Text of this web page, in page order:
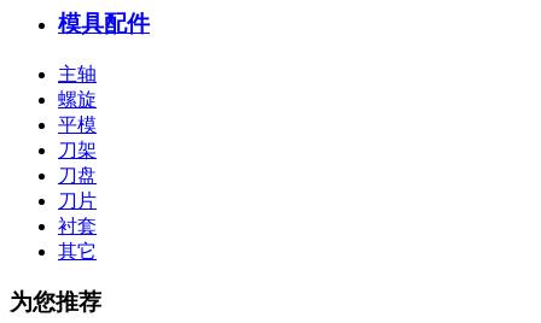
模具配件
主轴
螺旋
平模
刀架
刀盘
刀片
衬套
其它
为您推荐